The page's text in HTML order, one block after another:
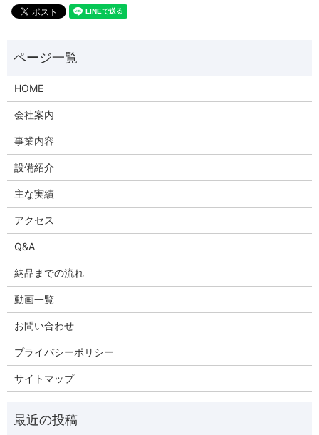
HOME
会社案内
事業内容
設備紹介
主な実績
アクセス
Q&A
納品までの流れ
動画一覧
お問い合わせ
プライバシーポリシー
サイトマップ